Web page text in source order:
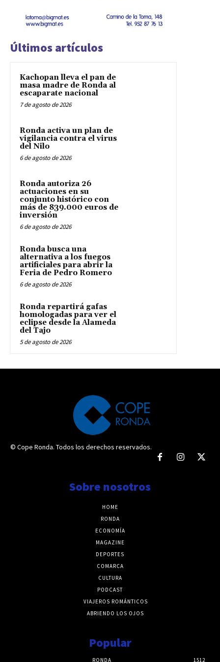
Últimos artículos
Kachopan lleva el pan de
masa madre de Ronda al
escaparate nacional
7 de agosto de 2026
Ronda activa un plan de
vigilancia contra el virus
del Nilo
6 de agosto de 2026
Ronda autoriza 26
actuaciones en su
conjunto histórico con
más de 839.000 euros de
inversión
6 de agosto de 2026
Ronda busca una
alternativa a los fuegos
artificiales para abrir la
Feria de Pedro Romero
6 de agosto de 2026
Ronda repartirá gafas
homologadas para ver el
eclipse desde la Alameda
del Tajo
5 de agosto de 2026
© Cope Ronda. Todos los derechos reservados.
Sobre nosotros
HOME
RONDA
ECONOMÍA
MAGAZINE
DEPORTES
COMARCA
CULTURA
PODCAST
VIAJEROS ROMÁNTICOS
ABRIENDO LOS OJOS
Popular
RONDA 1512